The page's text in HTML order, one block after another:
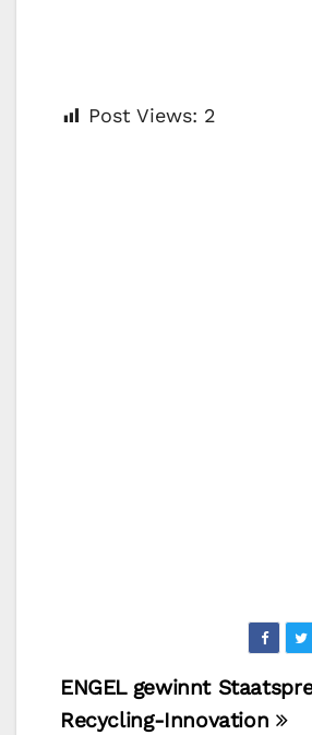
Post Views: 2
ENGEL gewinnt
Recycling-Innovation